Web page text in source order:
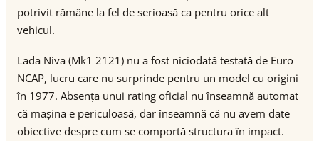
potrivit rămâne la fel de serioasă ca pentru orice alt
vehicul.
Lada Niva (Mk1 2121) nu a fost niciodată testată de Euro
NCAP, lucru care nu surprinde pentru un model cu origini
în 1977. Absența unui rating oficial nu înseamnă automat
că mașina e periculoasă, dar înseamnă că nu avem date
obiective despre cum se comportă structura în impact.